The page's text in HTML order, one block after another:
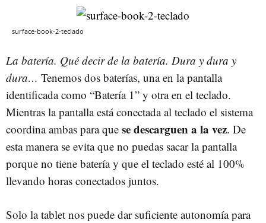
surface-book-2-teclado
La batería. Qué decir de la batería. Dura y dura y
dura… Tenemos dos baterías, una en la pantalla
identificada como “Batería 1” y otra en el teclado.
Mientras la pantalla está conectada al teclado el sistema
coordina ambas para que se descarguen a la vez. De
esta manera se evita que no puedas sacar la pantalla
porque no tiene batería y que el teclado esté al 100%
llevando horas conectados juntos.
Solo la tablet nos puede dar suficiente autonomía para